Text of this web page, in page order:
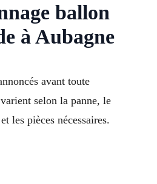
ballon
à Aubagne
avant toute
selon la panne, le
les pièces nécessaires.